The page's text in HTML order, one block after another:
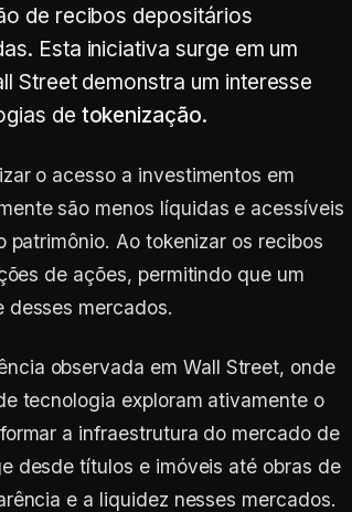
de recibos depositários
Esta iniciativa surge em um
Street demonstra um interesse
de tokenização.
o acesso a investimentos em
são menos líquidas e acessíveis
Ao tokenizar os recibos
de ações, permitindo que um
desses mercados.
observada em Wall Street, onde
tecnologia exploram ativamente o
a infraestrutura do mercado de
desde títulos e imóveis até obras de
e a liquidez nesses mercados.